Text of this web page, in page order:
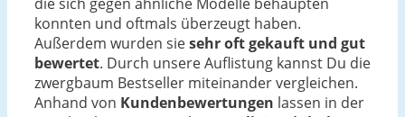
konnten und oftmals überzeugt haben.
Außerdem wurden siesehr oft gekauft und gut
bewertet. Durch unsere Auflistung kannst Du die
zwergbaum Bestseller miteinander vergleichen.
Anhand von Kundenbewertungen lassen in der